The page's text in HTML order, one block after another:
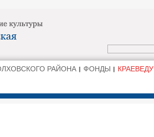
РАЙОНА ФОНДЫ КРАЕВЕДУ